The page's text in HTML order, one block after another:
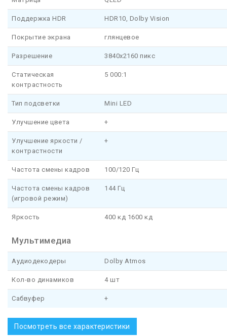
Поддержка HDR HDR10, Dolby Vision
Покрытие экрана глянцевое
Разрешение 3840x2160 пикс
Статическая
контрастность
5 000:1
Тип подсветки Mini LED
Улучшение цвета +
Улучшение яркости /
контрастности
+
Частота смены кадров 100/120 Гц
Частота смены кадров
(игровой режим)
144 Гц
Яркость 400 кд 1600 кд
Мультимедиа
Аудиодекодеры Dolby Atmos
Кол-во динамиков 4 шт
Сабвуфер +
Посмотреть все характеристики